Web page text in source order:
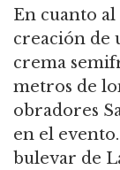
En cuanto al
creación de
crema
metros de
obradores
en el
bulevar de